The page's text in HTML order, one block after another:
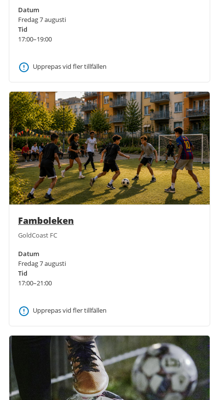
Datum
Fredag 7 augusti
Tid
17:00–19:00
Upprepas vid fler tillfällen
Famboleken
GoldCoast FC
Datum
Fredag 7 augusti
Tid
17:00–21:00
Upprepas vid fler tillfällen